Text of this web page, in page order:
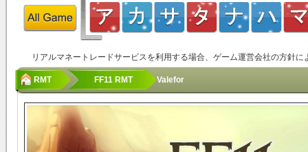
リアルマネートレードサービスを利用する場合、ゲーム運営会社の方針
RMT FF11 RMT Valefor